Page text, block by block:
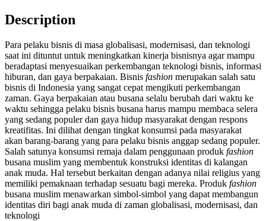
Description
Para pelaku bisnis di masa globalisasi, modernisasi, dan teknologi
saat ini dituntut untuk meningkatkan kinerja bisnisnya agar mampu
beradaptasi menyesuaikan perkembangan teknologi bisnis, informasi
hiburan, dan gaya berpakaian. Bisnis fashion merupakan salah satu
bisnis di Indonesia yang sangat cepat mengikuti perkembangan
zaman. Gaya berpakaian atau busana selalu berubah dari waktu ke
waktu sehingga pelaku bisnis busana harus mampu membaca selera
yang sedang populer dan gaya hidup masyarakat dengan respons
kreatifitas. Ini dilihat dengan tingkat konsumsi pada masyarakat
akan barang-barang yang para pelaku bisnis anggap sedang populer.
Salah satunya konsumsi remaja dalam penggunaan produk fashion
busana muslim yang membentuk konstruksi identitas di kalangan
anak muda. Hal tersebut berkaitan dengan adanya nilai religius yang
memiliki pemaknaan terhadap sesuatu bagi mereka. Produk fashion
busana muslim menawarkan simbol-simbol yang dapat membangun
identitas diri bagi anak muda di zaman globalisasi, modernisasi, dan
teknologi